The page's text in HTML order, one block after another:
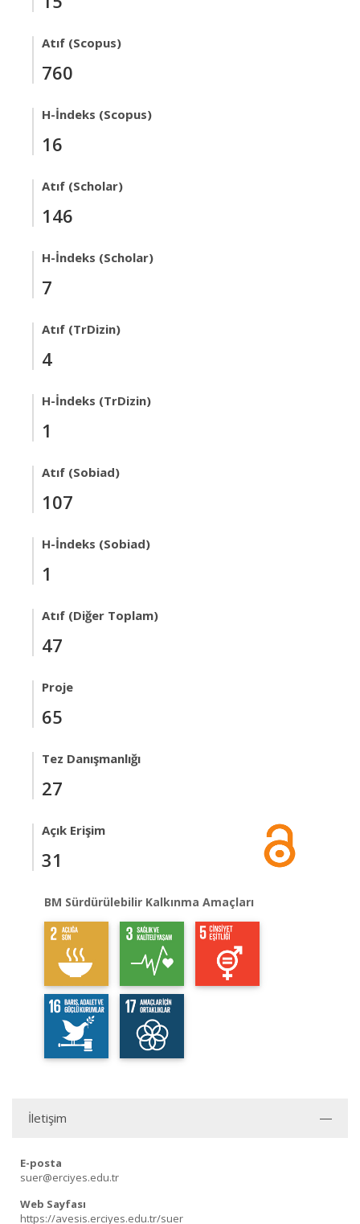
Atıf (Scopus)
760
H-İndeks (Scopus)
16
Atıf (Scholar)
146
H-İndeks (Scholar)
7
Atıf (TrDizin)
4
H-İndeks (TrDizin)
1
Atıf (Sobiad)
107
H-İndeks (Sobiad)
1
Atıf (Diğer Toplam)
47
Proje
65
Tez Danışmanlığı
27
Açık Erişim
31
BM Sürdürülebilir Kalkınma Amaçları
İletişim
E-posta
suer@erciyes.edu.tr
Web Sayfası
https://avesis.erciyes.edu.tr/suer